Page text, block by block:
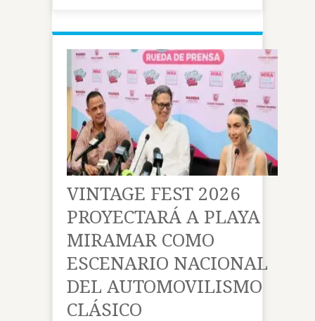
VINTAGE FEST 2026
PROYECTARÁ A PLAYA
MIRAMAR COMO
ESCENARIO NACIONAL
DEL AUTOMOVILISMO
CLÁSICO